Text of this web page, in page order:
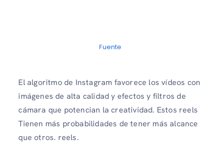
Fuente
El algoritmo de Instagram favorece los vídeos con
imágenes de alta calidad y efectos y filtros de
cámara que potencian la creatividad. Estos reels
Tienen más probabilidades de tener más alcance
que otros. reels.